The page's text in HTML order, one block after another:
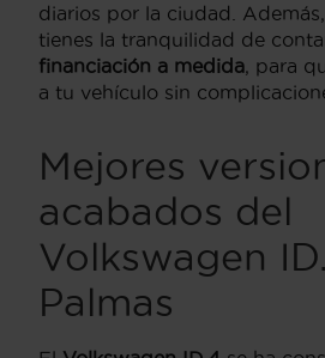
diarios por la ciudad.
tienes la tranquilidad de
financiación a medida, para
a tu vehículo sin
Mejores
acabados del
Volkswagen
Palmas